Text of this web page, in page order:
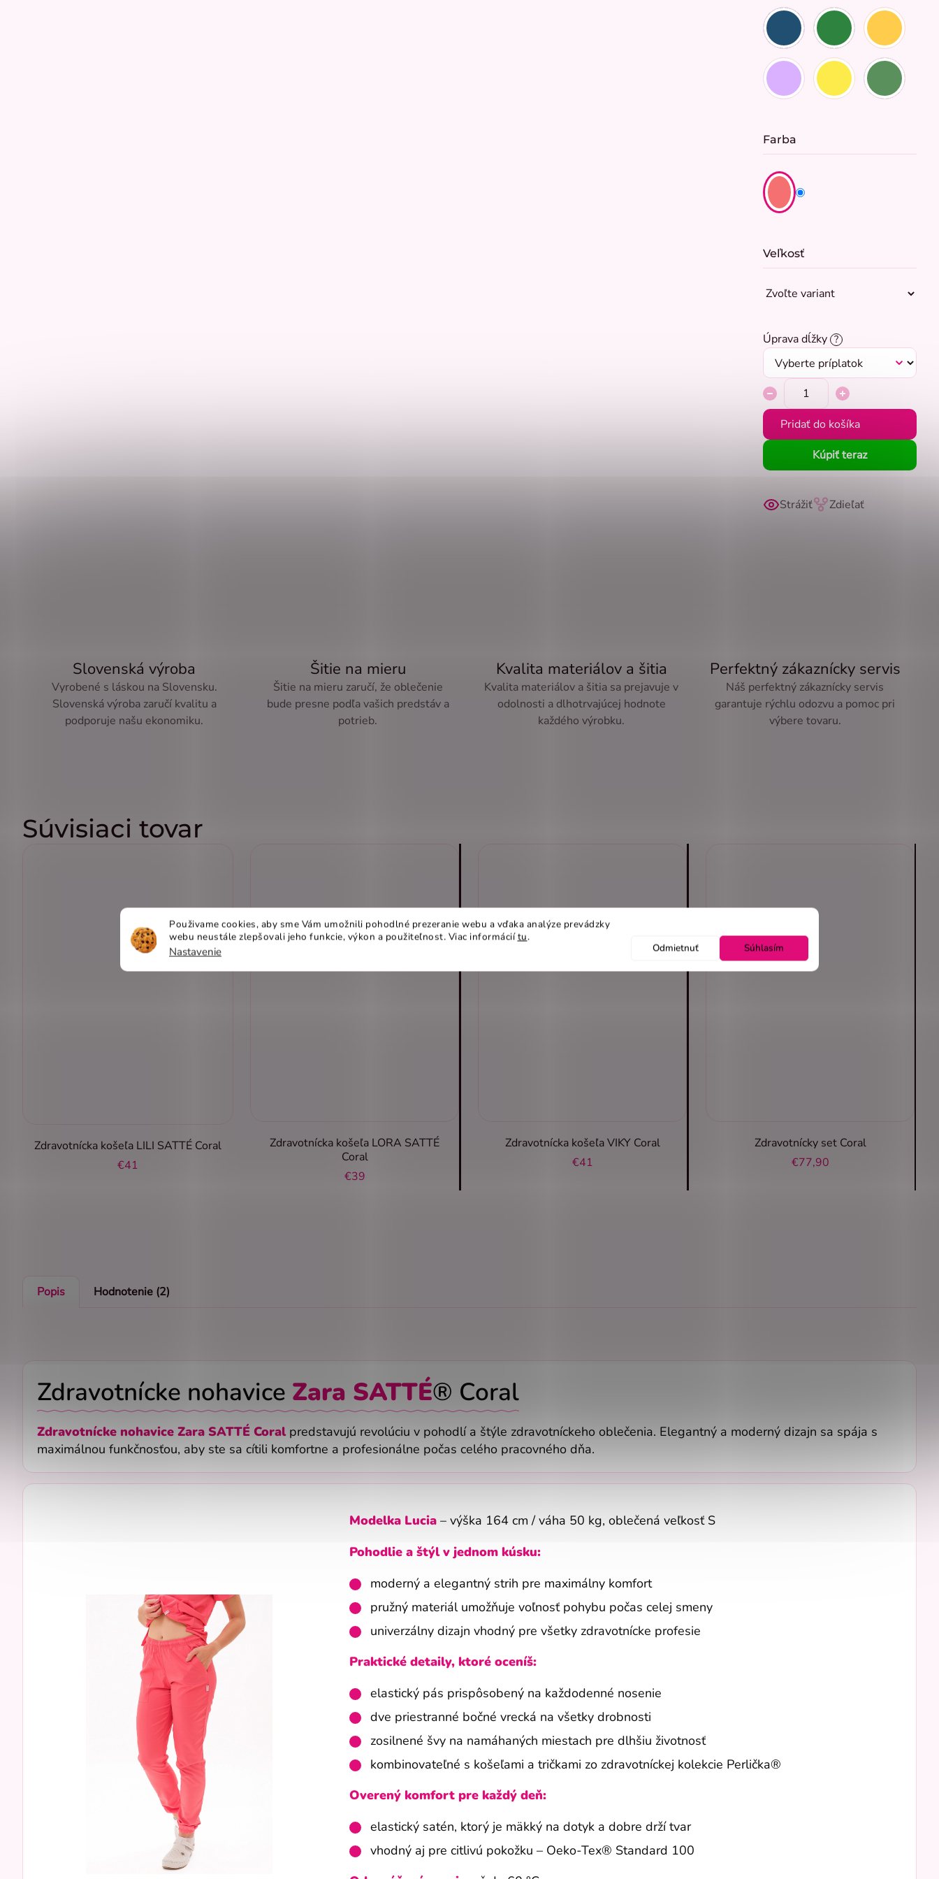
Použivame cookies, aby sme Vám umožnili pohodlné prezeranie webu a vďaka analýze prevádzky
webu neustále zlepšovali jeho funkcie, výkon a použiteľnost. Viac informáciítu.
Nastavenie Odmietnuť Súhlasím
Farba
Veľkosť
Úprava dĺžky ?
Pridať do košíka
Kúpiť teraz
Strážiť Zdieľať
Slovenská výroba
Vyrobené s láskou na Slovensku.
Slovenská výroba zaručí kvalitu a
podporuje našu ekonomiku.
Šitie na mieru
Šitie na mieru zaručí, že oblečenie
bude presne podľa vašich predstáv a
potrieb.
Kvalita materiálov a šitia
Kvalita materiálov a šitia sa prejavuje v
odolnosti a dlhotrvajúcej hodnote
každého výrobku.
Perfektný zákaznícky servis
Náš perfektný zákaznícky servis
garantuje rýchlu odozvu a pomoc pri
výbere tovaru.
Súvisiaci tovar
Zdravotnícka košeľa LILI SATTÉ Coral
€41
Zdravotnícka košeľa LORA SATTÉ
Coral
€39
Zdravotnícka košeľa VIKY Coral
€41
Zdravotnícky set Coral
€77,90
Popis Hodnotenie (2)
Zdravotnícke nohavice Zara SATTÉ® Coral
Zdravotnícke nohavice Zara SATTÉ Coral predstavujú revolúciu v pohodlí a štýle zdravotníckeho oblečenia. Elegantný a moderný dizajn sa spája s
maximálnou funkčnosťou, aby ste sa cítili komfortne a profesionálne počas celého pracovného dňa.
Modelka Lucia – výška 164 cm / váha 50 kg, oblečená veľkosť S
Pohodlie a štýl v jednom kúsku:
moderný a elegantný strih pre maximálny komfort
pružný materiál umožňuje voľnosť pohybu počas celej smeny
univerzálny dizajn vhodný pre všetky zdravotnícke profesie
Praktické detaily, ktoré oceníš:
elastický pás prispôsobený na každodenné nosenie
dve priestranné bočné vrecká na všetky drobnosti
zosilnené švy na namáhaných miestach pre dlhšiu životnosť
kombinovateľné s košeľami a tričkami zo zdravotníckej kolekcie Perlička®
Overený komfort pre každý deň:
elastický satén, ktorý je mäkký na dotyk a dobre drží tvar
vhodný aj pre citlivú pokožku – Oeko-Tex® Standard 100